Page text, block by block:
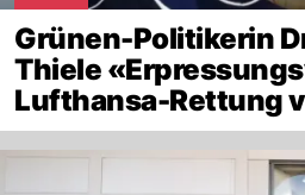
Grünen-Politikerin
Thiele
Lufthansa-Rettung